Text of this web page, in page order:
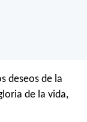
deseos de la
de la vida,